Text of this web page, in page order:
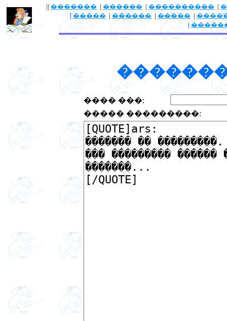
|| ������� | ������ | ���������� |
|����� | ������ | ����� |
|
���� ���:
����� ���������: